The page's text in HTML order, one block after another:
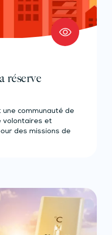
réserve
communauté de
volontaires et
des missions de